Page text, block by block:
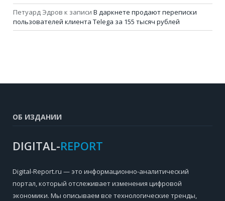
Петуард Эдров к записи В даркнете продают переписки
пользователей клиента Telega за 155 тысяч рублей
ОБ ИЗДАНИИ
DIGITAL-REPORT
Digital-Report.ru — это информационно-аналитический
портал, который отслеживает изменения цифровой
экономики. Мы описываем все технологические тренды,